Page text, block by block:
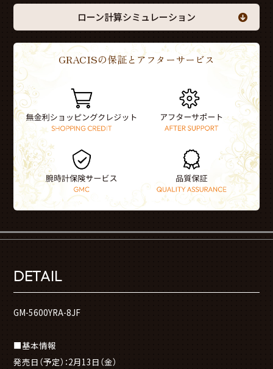
ローン計算シミュレーション
GRACISの保証とアフターサービス
DETAIL
GM-5600YRA-8JF
■基本情報
発売日（予定）：2月13日（金）